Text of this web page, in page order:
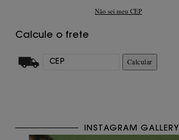
Calcule o frete
Não sei meu CEP
Calcular
INSTAGRAM GALLERY